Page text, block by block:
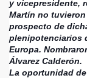
y vicepresidente,
Martín no
prospecto de
plenipotenciarios
Europa.
Álvarez Calderón.
La oportunidad